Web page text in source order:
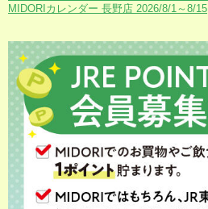
MIDORIカレンダー 長野店 2026/8/1～8/15